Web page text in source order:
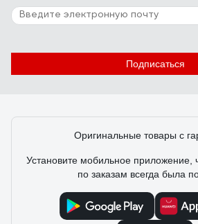
Отзыв о фрезе REDDIAMOND
310x25.4 мм; количество лопастей 2
Подписаться
Оригинальные товары с
Установите мобильное
по заказам всегда была